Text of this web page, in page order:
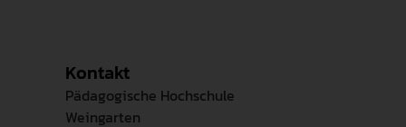
Kontakt
Pädagogische Hochschule
Weingarten